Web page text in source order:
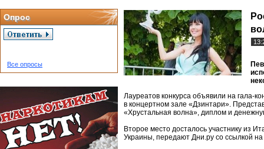
Опрос
Все опросы
Лауреатов конкурса объявили на
в концертном зале «Дзинтари».
«Хрустальная волна», диплом и
Второе место досталось участнику из
Украины, передают Дни.ру со ссылкой